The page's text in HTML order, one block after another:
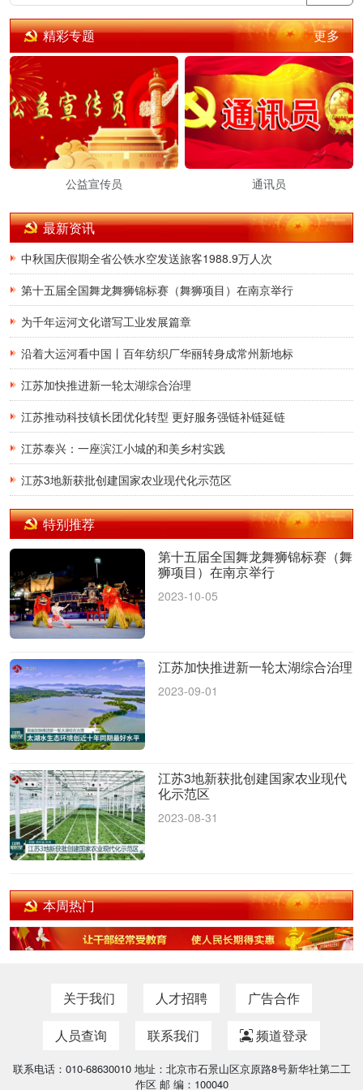
精彩专题 更多
公益宣传员 通讯员
最新资讯
中秋国庆假期全省公铁水空发送旅客1988.9万人次
第十五届全国舞龙舞狮锦标赛（舞狮项目）在南京举行
为千年运河文化谱写工业发展篇章
沿着大运河看中国丨百年纺织厂华丽转身成常州新地标
江苏加快推进新一轮太湖综合治理
江苏推动科技镇长团优化转型 更好服务强链补链延链
江苏泰兴：一座滨江小城的和美乡村实践
江苏3地新获批创建国家农业现代化示范区
特别推荐
第十五届全国舞龙舞狮锦标赛（舞
狮项目）在南京举行
2023-10-05
江苏加快推进新一轮太湖综合治理
2023-09-01
江苏3地新获批创建国家农业现代
化示范区
2023-08-31
本周热门
关于我们 人才招聘
广告合作
人员查询
联系我们 频道登录
联系电话：010-68630010 地址：北京市石景山区京原路8号新华社第二工
作区 邮 编：100040